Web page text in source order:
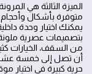
الميزة الثالثة هي
متوفرة بأشكال وأحجام
يمكنك اختيار وحدة
بتصميمات عصرية ملونة.
من السقف، الخيارات
أن تصل إلى خمسة عشر
حرية كبيرة في اختيار